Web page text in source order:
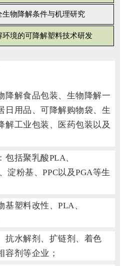
生物降解条件与机理研究
环境的可降解塑料技术研发
降解食品包装、生物降解一
日用品、可降解购物袋、生
解工业包装、医药包装以及
： 包括聚乳酸PLA、
淀粉基、PPC以及PGA等生
基塑料改性、PLA、
抗水解剂、扩链剂、着色
容剂等企业；